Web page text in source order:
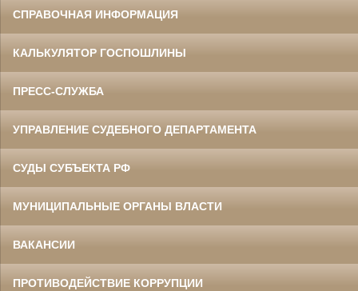
СПРАВОЧНАЯ ИНФОРМАЦИЯ
КАЛЬКУЛЯТОР ГОСПОШЛИНЫ
ПРЕСС-СЛУЖБА
УПРАВЛЕНИЕ СУДЕБНОГО ДЕПАРТАМЕНТА
СУДЫ СУБЪЕКТА РФ
МУНИЦИПАЛЬНЫЕ ОРГАНЫ ВЛАСТИ
ВАКАНСИИ
ПРОТИВОДЕЙСТВИЕ КОРРУПЦИИ